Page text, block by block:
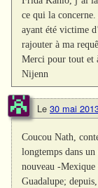
ce qui la concerne.
ayant été victime
rajouter à ma
Merci pour tout et
Nijenn
Le 30 mai
Coucou Nath,
longtemps dans
nouveau -Mexique
Guadalupe;